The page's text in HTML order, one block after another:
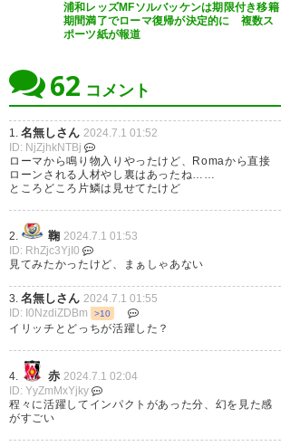
— むぎ茶 (AcFEHXGFnkCGq0M)
2024, 7月 1
ショルツと酒井宏樹の退団より
もソルバッケンの退団の方がチ
ーム的なダメージはデカい気
が……
— 天空騎士パーシアス
(Airknight1900)2024, 7月 1
ソルバッケン、怪我もあって片
手で数えられる試合しか出てな
浦和レッズMFソルバッケンは期限付き移籍
期間満了でローマ復帰が決定的に 複数ス
ポーツ紙が報道
62 コメント
1. 名無しさん 2024.7.1 01:52
ID: NjZjhkNTBj
ローマから鳴り物入りやったけど、Romaから直接
ローンされる人材やし裏はあったね……
ところどころ片鱗は見せてたけど
2. 鞠 2024.7.1 01:53
ID: RhZjc3YjI0
見てみたかったけど、まぁしゃあない
3. 名無しさん 2024.7.1 01:55
ID: I0NzdiZDBm
>10
イリッチとどっちが活躍した？
4. 赤 2024.7.1 02:04
ID: YyZmMxYjky
程々に活躍してインパクトがあった分、幻を見た感
がすごい